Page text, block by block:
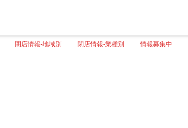
閉店情報-地域別 閉店情報-業種別 情報募集中